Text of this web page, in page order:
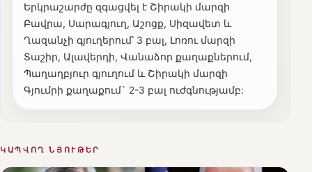
Երկրաշարժը զգացվել է Շիրակի մարզի
Բավրա, Սարագյուղ, Աշոցք, Սիզավետ և
Ղազանչի գյուղերում՝ 3 բալ, Լոռու մարզի
Տաշիր, Ալավերդի, Վանաձոր քաղաքներում,
Պաղաղբյուր գյուղում և Շիրակի մարզի
Գյումրի քաղաքում` 2-3 բալ ուժգնությամբ:
ԿԱՊՎՈՂ ՆՅՈՒԹԵՐ